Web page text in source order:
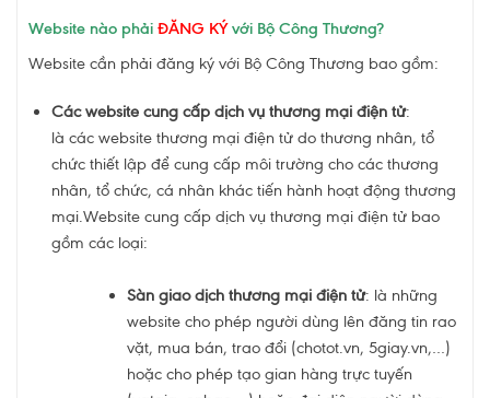
Website nào phải ĐĂNG KÝvới Bộ Công Thương?
Website cần phải đăng ký với Bộ Công Thương bao gồm:
Các website cung cấp dịch vụ thương mại điện tử:
là các website thương mại điện tử do thương nhân, tổ
chức thiết lập để cung cấp môi trường cho các thương
nhân, tổ chức, cá nhân khác tiến hành hoạt động thương
mại.Website cung cấp dịch vụ thương mại điện tử bao
gồm các loại:
Sàn giao dịch thương mại điện tử: là những
website cho phép người dùng lên đăng tin rao
vặt, mua bán, trao đổi (chotot.vn, 5giay.vn,…)
hoặc cho phép tạo gian hàng trực tuyến